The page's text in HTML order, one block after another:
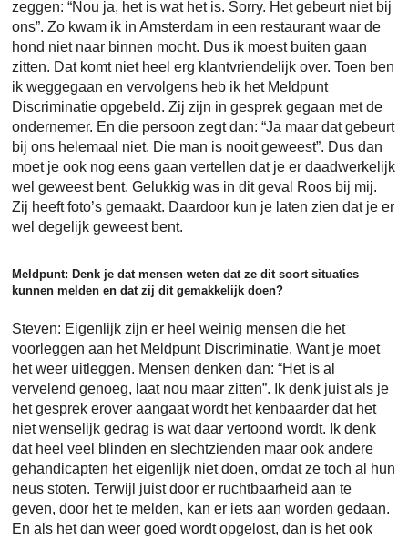
zeggen: “Nou ja, het is wat het is. Sorry. Het gebeurt niet bij
ons”. Zo kwam ik in Amsterdam in een restaurant waar de
hond niet naar binnen mocht. Dus ik moest buiten gaan
zitten. Dat komt niet heel erg klantvriendelijk over. Toen ben
ik weggegaan en vervolgens heb ik het Meldpunt
Discriminatie opgebeld. Zij zijn in gesprek gegaan met de
ondernemer. En die persoon zegt dan: “Ja maar dat gebeurt
bij ons helemaal niet. Die man is nooit geweest”. Dus dan
moet je ook nog eens gaan vertellen dat je er daadwerkelijk
wel geweest bent. Gelukkig was in dit geval Roos bij mij.
Zij heeft foto’s gemaakt. Daardoor kun je laten zien dat je er
wel degelijk geweest bent.
Meldpunt: Denk je dat mensen weten dat ze dit soort situaties
kunnen melden en dat zij dit gemakkelijk doen?
Steven: Eigenlijk zijn er heel weinig mensen die het
voorleggen aan het Meldpunt Discriminatie. Want je moet
het weer uitleggen. Mensen denken dan: “Het is al
vervelend genoeg, laat nou maar zitten”. Ik denk juist als je
het gesprek erover aangaat wordt het kenbaarder dat het
niet wenselijk gedrag is wat daar vertoond wordt. Ik denk
dat heel veel blinden en slechtzienden maar ook andere
gehandicapten het eigenlijk niet doen, omdat ze toch al hun
neus stoten. Terwijl juist door er ruchtbaarheid aan te
geven, door het te melden, kan er iets aan worden gedaan.
En als het dan weer goed wordt opgelost, dan is het ook